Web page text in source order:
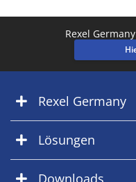
Rexel
Rexel Germany
Lösungen
Downloads